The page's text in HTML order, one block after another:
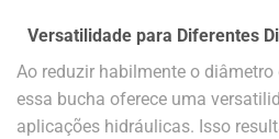
Versatilidade para Diferentes
Ao reduzir habilmente o
essa bucha oferece uma
aplicações hidráulicas. Isso